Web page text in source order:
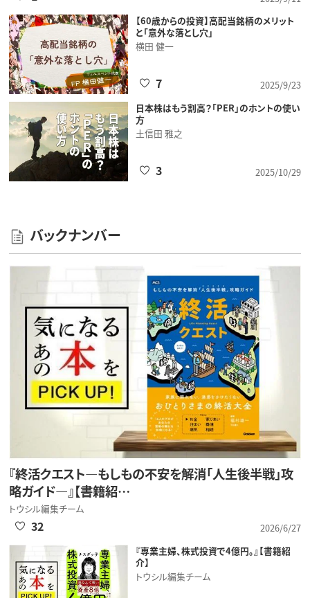
【60歳からの投資】高配当銘柄のメリット
と「意外な落とし穴」
横田 健一
2025/9/23
7
日本株はもう割高？「PER」のホントの使い
方
土信田 雅之
2025/10/29
3
バックナンバー
『終活クエスト―もしもの不安を解消「人生後半戦」攻
略ガイド―』【書籍紹…
トウシル編集チーム
2026/6/27
32
『専業主婦、株式投資で4億円。』【書籍紹
介】
トウシル編集チーム